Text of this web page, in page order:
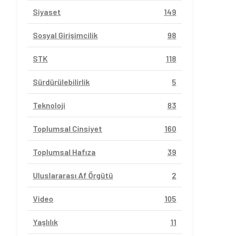
Siyaset 149
Sosyal Girişimcilik 98
STK 118
Sürdürülebilirlik 5
Teknoloji 83
Toplumsal Cinsiyet 160
Toplumsal Hafıza 39
Uluslararası Af Örgütü 2
Video 105
Yaşlılık 11